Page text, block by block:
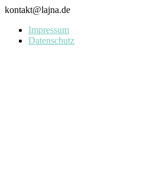
kontakt@lajna.de
Impressum
Datenschutz